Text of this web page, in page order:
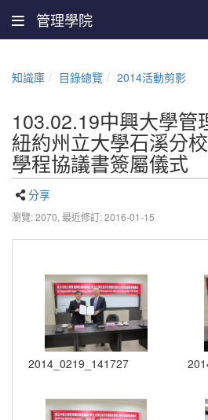
管理學院
知識庫 目錄總覽 2014活動剪影
103.02.19中興大學管
紐約州立大學石溪分
學程協議書簽屬儀式
分享
瀏覽: 2070, 最近修訂: 2016-01-15
2014_0219_141727